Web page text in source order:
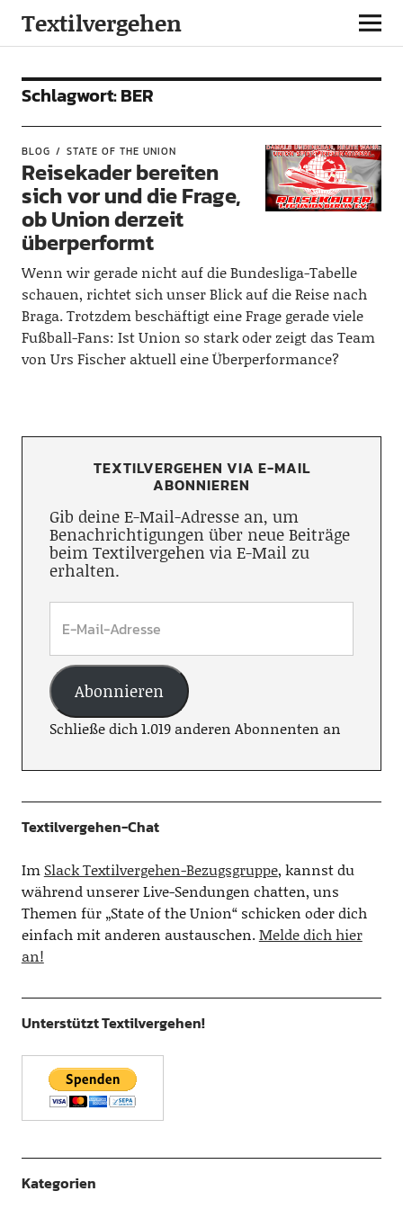
Textilvergehen
Schlagwort:BER
BLOG STATE OF THE UNION
Reisekader bereiten
sich vor und die Frage,
ob Union derzeit
überperformt
Wenn wir gerade nicht auf die Bundesliga-Tabelle
schauen, richtet sich unser Blick auf die Reise nach
Braga. Trotzdem beschäftigt eine Frage gerade viele
Fußball-Fans: Ist Union so stark oder zeigt das Team
von Urs Fischer aktuell eine Überperformance?
TEXTILVERGEHEN VIA E-MAIL
ABONNIEREN
Gib deine E-Mail-Adresse an, um
Benachrichtigungen über neue Beiträge
beim Textilvergehen via E-Mail zu
erhalten.
Abonnieren
Schließe dich 1.019 anderen Abonnenten an
Textilvergehen-Chat
Im Slack Textilvergehen-Bezugsgruppe, kannst du
während unserer Live-Sendungen chatten, uns
Themen für „State of the Union“ schicken oder dich
einfach mit anderen austauschen.Melde dich hier
an!
Unterstützt Textilvergehen!
Kategorien